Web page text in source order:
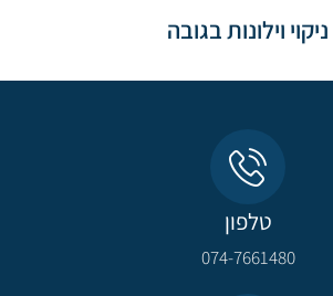
ניקוי וילונות בגובה
טלפון
074-7661480